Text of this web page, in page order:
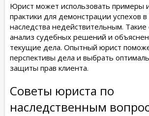
Юрист может использовать примеры
практики для демонстрации успехов
наследства недействительным. Такие
анализ судебных решений и
текущие дела. Опытный юрист
перспективы дела и выбрать
защиты прав клиента.
Советы юриста по
наследственным